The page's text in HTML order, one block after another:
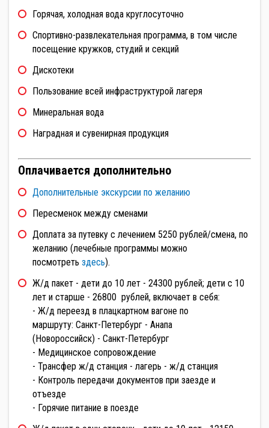
Горячая, холодная вода круглосуточно
Спортивно-развлекательная программа, в том числе
посещение кружков, студий и секций
Дискотеки
Пользование всей инфраструктурой лагеря
Минеральная вода
Наградная и сувенирная продукция
Оплачивается дополнительно
Дополнительные экскурсии по желанию
Пересменок между сменами
Доплата за путевку с лечением 5250 рублей/смена, по
желанию (лечебные программы можно
посмотреть здесь).
Ж/д пакет - дети до 10 лет - 24300 рублей; дети с 10
лет и старше - 26800 рублей, включает в себя:
- Ж/д переезд в плацкартном вагоне по
маршруту: Санкт-Петербург - Анапа
(Новороссийск) - Санкт-Петербург
- Медицинское сопровождение
- Трансфер ж/д станция - лагерь - ж/д станция
- Контроль передачи документов при заезде и
отъезде
- Горячие питание в поезде